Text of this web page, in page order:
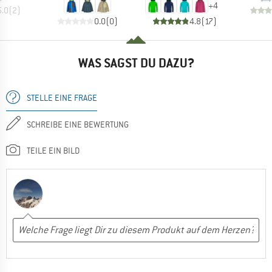
(2)
0.0(0)
+4
4.8(17)
WAS SAGST DU DAZU?
STELLE EINE FRAGE
SCHREIBE EINE BEWERTUNG
TEILE EIN BILD